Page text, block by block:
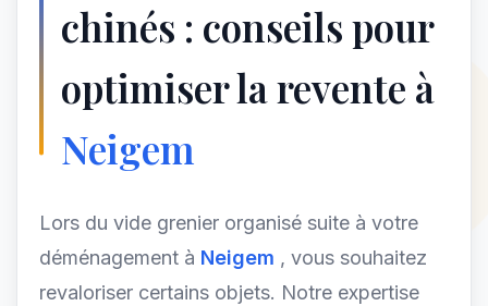
chinés : conseils pour
optimiser la revente à
Neigem
Lors du vide grenier organisé suite à votre
déménagement à Neigem , vous souhaitez
revaloriser certains objets. Notre expertise